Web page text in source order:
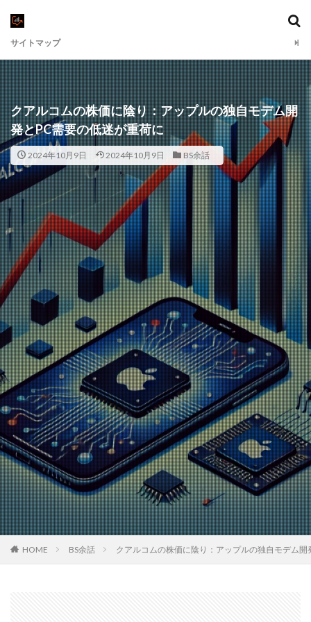
サイトマップ
クアルコムの株価に陰り：アップルの独自モデム開
発とPC需要の低迷が重荷に
2024年10月9日 2024年10月9日 BS余話
HOME BS余話 クアルコムの株価に陰り：アップルの独自モデム開